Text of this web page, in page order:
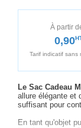
À partir
0,90
Tarif indicatif sans
Le Sac Cadeau
allure élégante et
suffisant pour
En tant qu'objet